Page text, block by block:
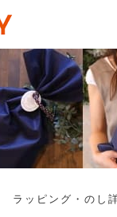
ラッピング・のし